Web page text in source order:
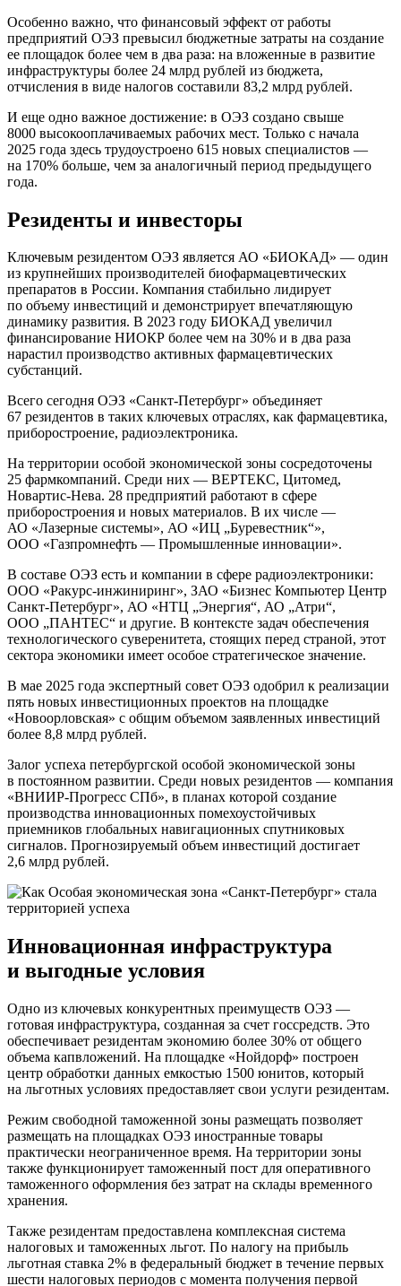
Особенно важно, что финансовый эффект от работы
предприятий ОЭЗ превысил бюджетные затраты на создание
ее площадок более чем в два раза: на вложенные в развитие
инфраструктуры более 24 млрд рублей из бюджета,
отчисления в виде налогов составили 83,2 млрд рублей.
И еще одно важное достижение: в ОЭЗ создано свыше
8000 высокооплачиваемых рабочих мест. Только с начала
2025 года здесь трудоустроено 615 новых специалистов —
на 170% больше, чем за аналогичный период предыдущего
года.
Резиденты и инвесторы
Ключевым резидентом ОЭЗ является АО «БИОКАД» — один
из крупнейших производителей биофармацевтических
препаратов в России. Компания стабильно лидирует
по объему инвестиций и демонстрирует впечатляющую
динамику развития. В 2023 году БИОКАД увеличил
финансирование НИОКР более чем на 30% и в два раза
нарастил производство активных фармацевтических
субстанций.
Всего сегодня ОЭЗ «Санкт-Петербург» объединяет
67 резидентов в таких ключевых отраслях, как фармацевтика,
приборостроение, радиоэлектроника.
На территории особой экономической зоны сосредоточены
25 фармкомпаний. Среди них — ВЕРТЕКС, Цитомед,
Новартис-Нева. 28 предприятий работают в сфере
приборостроения и новых материалов. В их числе —
АО «Лазерные системы», АО «ИЦ „Буревестник“»,
ООО «Газпромнефть — Промышленные инновации».
В составе ОЭЗ есть и компании в сфере радиоэлектроники:
ООО «Ракурс-инжиниринг», ЗАО «Бизнес Компьютер Центр
Санкт-Петербург», АО «НТЦ „Энергия“, АО „Атри“,
ООО „ПАНТЕС“ и другие. В контексте задач обеспечения
технологического суверенитета, стоящих перед страной, этот
сектора экономики имеет особое стратегическое значение.
В мае 2025 года экспертный совет ОЭЗ одобрил к реализации
пять новых инвестиционных проектов на площадке
«Новоорловская» с общим объемом заявленных инвестиций
более 8,8 млрд рублей.
Залог успеха петербургской особой экономической зоны
в постоянном развитии. Среди новых резидентов — компания
«ВНИИР-Прогресс СПб», в планах которой создание
производства инновационных помехоустойчивых
приемников глобальных навигационных спутниковых
сигналов. Прогнозируемый объем инвестиций достигает
2,6 млрд рублей.
Инновационная инфраструктура
и выгодные условия
Одно из ключевых конкурентных преимуществ ОЭЗ —
готовая инфраструктура, созданная за счет госсредств. Это
обеспечивает резидентам экономию более 30% от общего
объема капвложений. На площадке «Нойдорф» построен
центр обработки данных емкостью 1500 юнитов, который
на льготных условиях предоставляет свои услуги резидентам.
Режим свободной таможенной зоны размещать позволяет
размещать на площадках ОЭЗ иностранные товары
практически неограниченное время. На территории зоны
также функционирует таможенный пост для оперативного
таможенного оформления без затрат на склады временного
хранения.
Также резидентам предоставлена комплексная система
налоговых и таможенных льгот. По налогу на прибыль
льготная ставка 2% в федеральный бюджет в течение первых
шести налоговых периодов с момента получения первой